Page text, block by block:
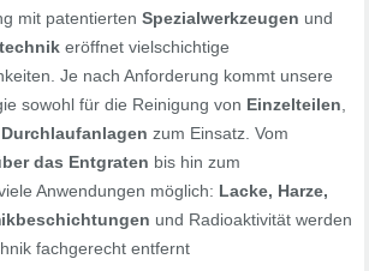
mit patentierten Spezialwerkzeugen und
eröffnet vielschichtige
Je nach Anforderung kommt unsere
sowohl für die Reinigung von Einzelteilen
Durchlaufanlagen zum Einsatz. Vom
das Entgraten bis hin zum
Anwendungen möglich: Lacke, Harze,
und Radioaktivität werden
fachgerecht entfernt